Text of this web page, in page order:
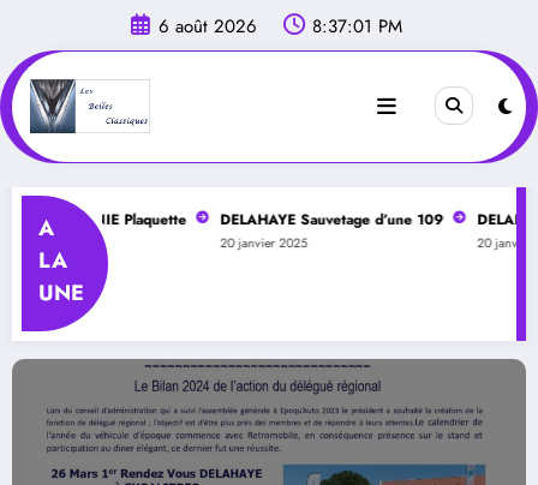
contenu
6 août 2026 8:37:04 PM
A
LA
UNE
Plaquette DELAHAYE Sauvetage d’une 109
20 janvier 2025
DELAHAYE
20 janvier 2025